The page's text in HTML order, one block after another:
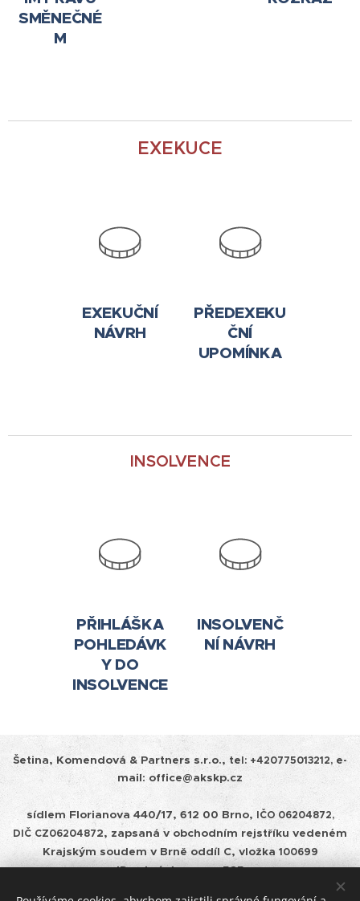
SMĚNEČNÉ
M
EXEKUCE
EXEKUČNÍ
NÁVRH
PŘEDEXEKU
ČNÍ
UPOMÍNKA
INSOLVENCE
PŘIHLÁŠKA
POHLEDÁVK
Y DO
INSOLVENCE
INSOLVENČ
NÍ NÁVRH
Šetina, Komendová & Partners s.r.o., tel: +420775013212, e-
mail: office@akskp.cz
sídlem Florianova 440/17, 612 00 Brno, IČO 06204872,
DIČ CZ06204872, zapsaná v obchodním rejstříku vedeném
Krajským soudem v Brně oddíl C, vložka 100699
ID schránky: cepm585